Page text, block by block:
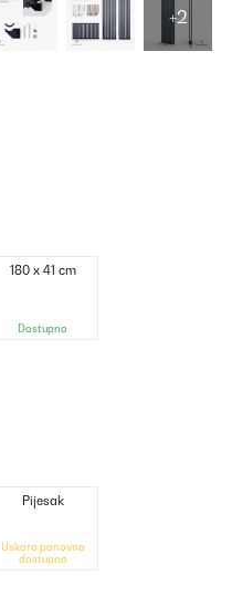
+2
180 x 41 cm
Dostupno
Pijesak
Uskoro ponovno
dostupno